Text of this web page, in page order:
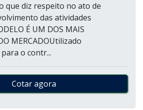
que diz respeito no ato de
das atividades
É UM DOS MAIS
MERCADOUtilizado
o contr...
Cotar agora